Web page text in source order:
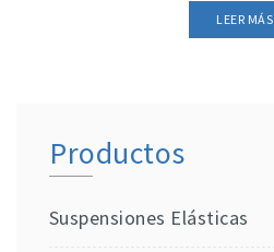
LEER MÁS
Productos
Suspensiones Elásticas